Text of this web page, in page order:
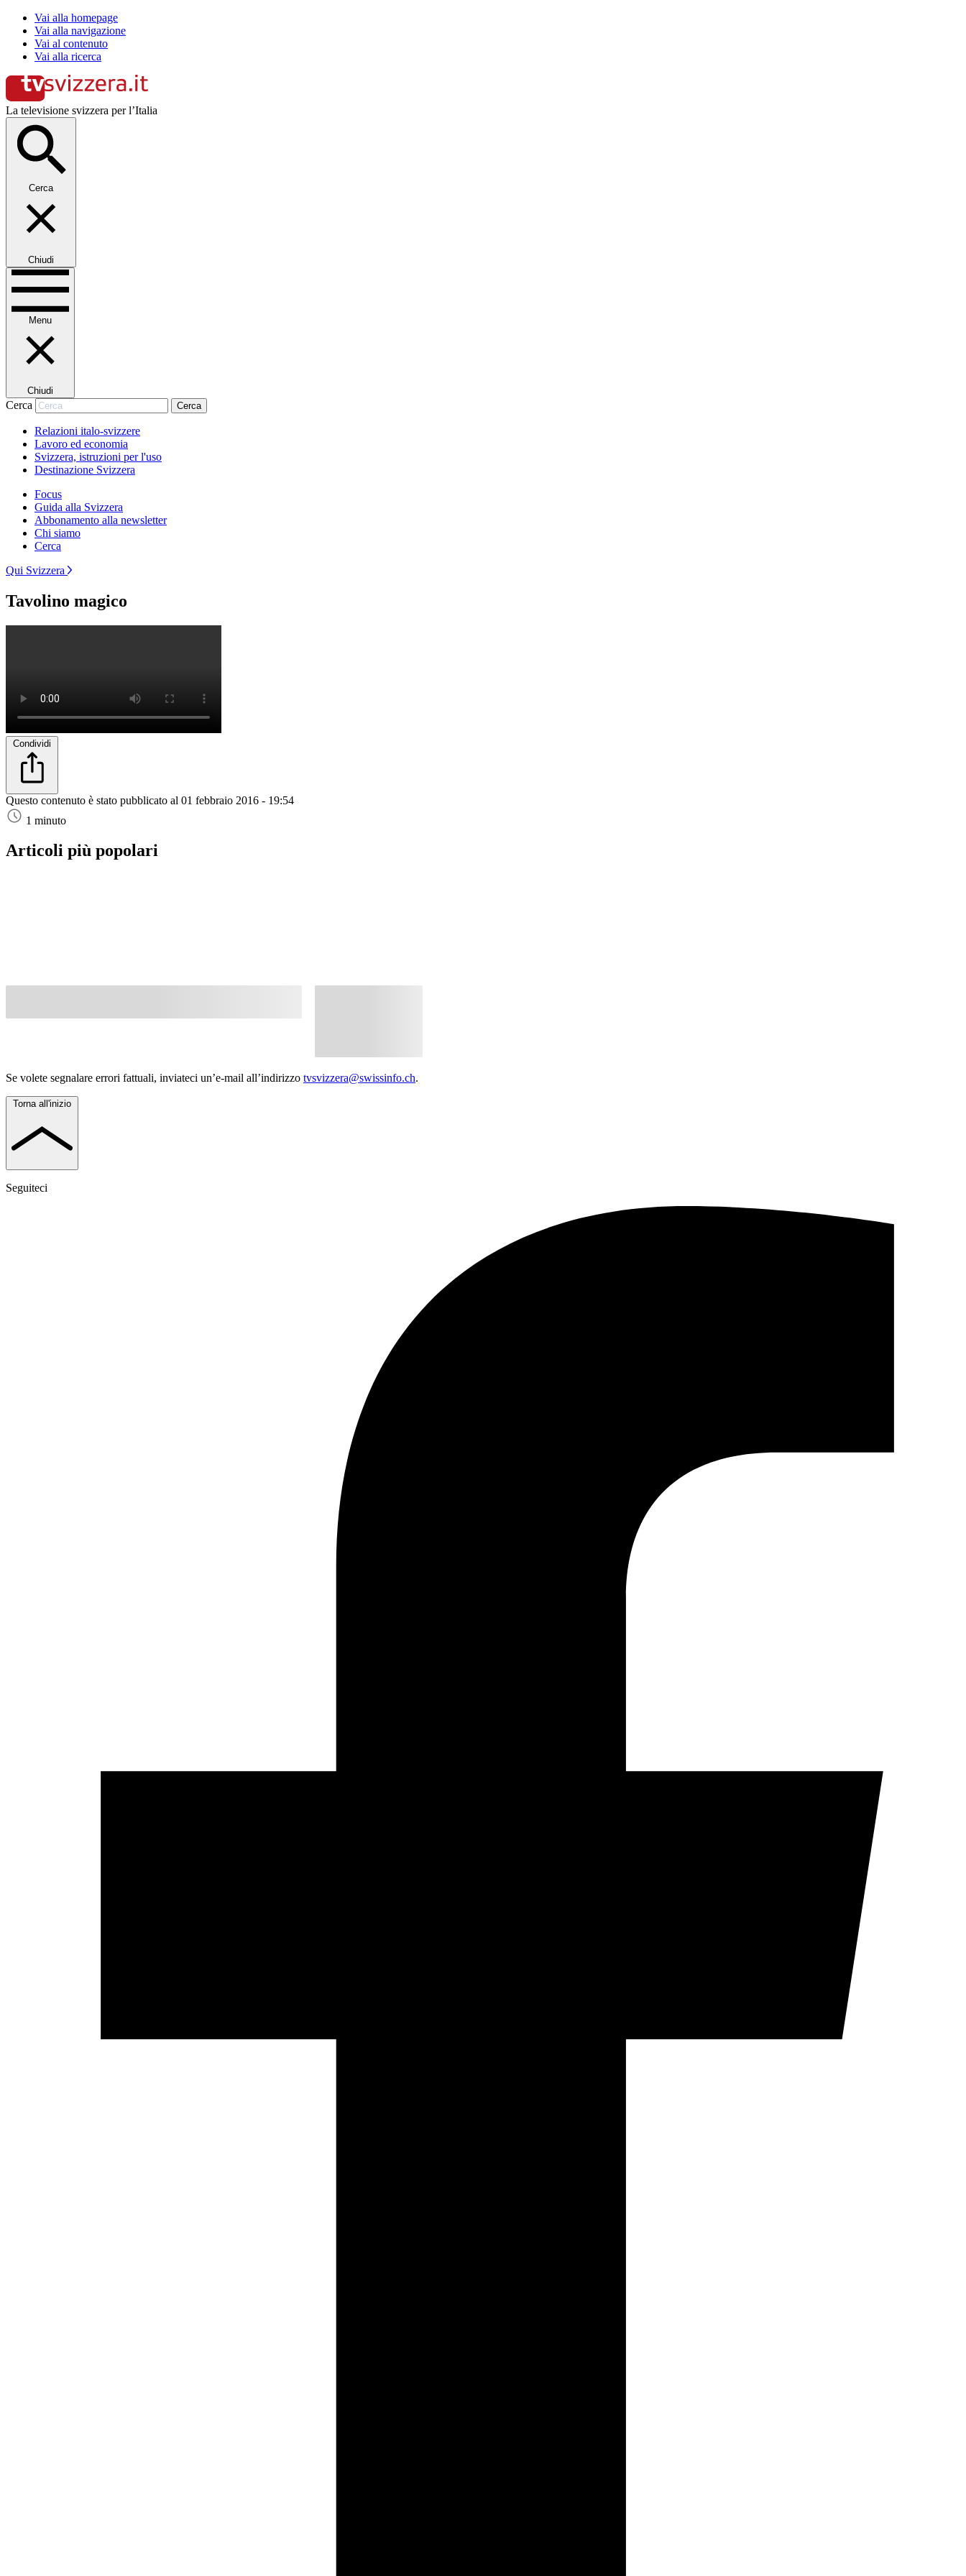
Vai alla homepage
Vai alla navigazione
Vai al contenuto
Vai alla ricerca
La televisione svizzera per l’Italia
Cerca
Chiudi
Menu
Chiudi
Cerca Cerca
Relazioni italo-svizzere
Lavoro ed economia
Svizzera, istruzioni per l'uso
Destinazione Svizzera
Focus
Guida alla Svizzera
Abbonamento alla newsletter
Chi siamo
Cerca
Qui Svizzera
Tavolino magico
Condividi
Questo contenuto è stato pubblicato al 01 febbraio 2016 - 19:54
1 minuto
Articoli più popolari
Se volete segnalare errori fattuali, inviateci un’e-mail all’indirizzo tvsvizzera@swissinfo.ch.
Torna all'inizio
Seguiteci